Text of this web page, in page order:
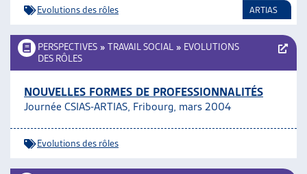
Evolutions des rôles ARTIAS
PERSPECTIVES » TRAVAIL SOCIAL » EVOLUTIONS
DES RÔLES
NOUVELLES FORMES DE PROFESSIONNALITÉS
Journée CSIAS-ARTIAS, Fribourg, mars 2004
Evolutions des rôles